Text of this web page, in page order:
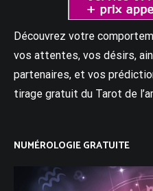
Découvrez votre
vos attentes, vos désirs,
partenaires, et vos
tirage gratuit du Tarot de
NUMÉROLOGIE GRATUITE